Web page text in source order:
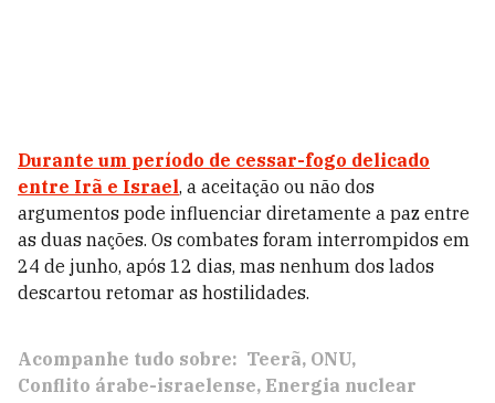
Durante um período de cessar-fogo delicado
entre Irã e Israel, a aceitação ou não dos
argumentos pode influenciar diretamente a paz entre
as duas nações. Os combates foram interrompidos em
24 de junho, após 12 dias, mas nenhum dos lados
descartou retomar as hostilidades.
Acompanhe tudo sobre: Teerã ONU
Conflito árabe-israelense Energia nuclear